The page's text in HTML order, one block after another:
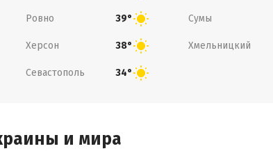
Ровно 39° Сумы
Херсон 38° Хмельницкий
Севастополь 34°
и мира